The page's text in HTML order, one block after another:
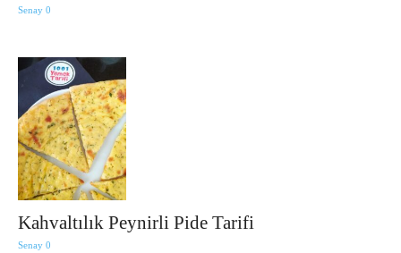
Senay 0
Kahvaltılık Peynirli Pide Tarifi
Senay 0